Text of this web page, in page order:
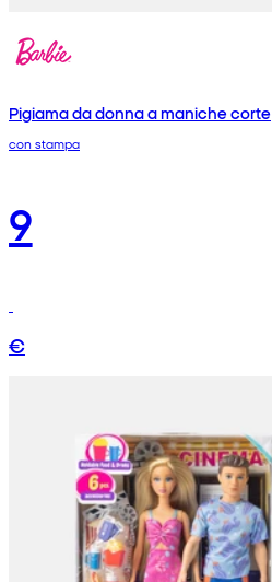
Pigiama da donna a maniche corte
con stampa
9
€